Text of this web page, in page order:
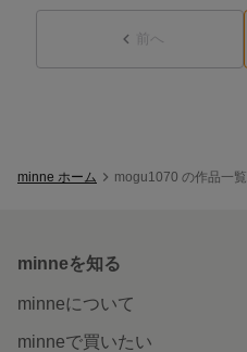
前へ
minne ホーム mogu1070 の作品一覧
minneを知る
minneについて
minneで買いたい